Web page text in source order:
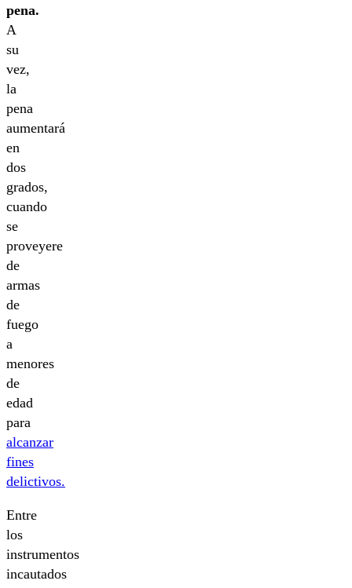
pena.
A
su
vez,
la
pena
aumentará
en
dos
grados,
cuando
se
proveyere
de
armas
de
fuego
a
menores
de
edad
para
alcanzar
fines
delictivos.
Entre
los
instrumentos
incautados